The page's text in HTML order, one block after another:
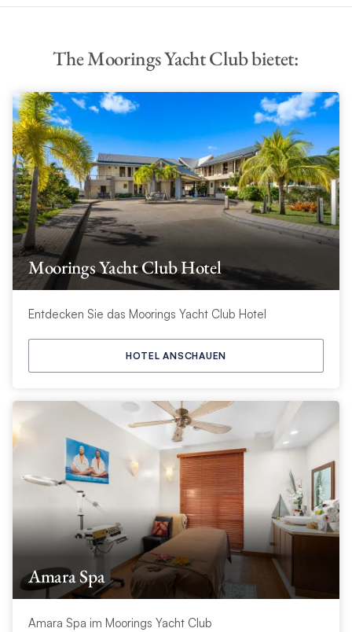
The Moorings Yacht Club bietet:
Moorings Yacht Club Hotel
Entdecken Sie das Moorings Yacht Club Hotel
HOTEL ANSCHAUEN
Amara Spa
Amara Spa im Moorings Yacht Club